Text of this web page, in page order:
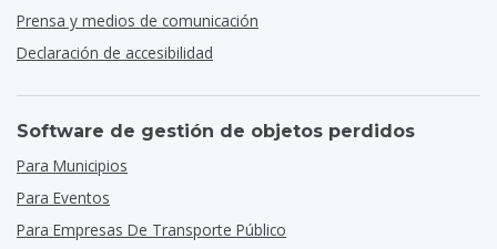
Prensa y medios de comunicación
Declaración de accesibilidad
Software de gestión de objetos perdidos
Para Municipios
Para Eventos
Para Empresas De Transporte Público